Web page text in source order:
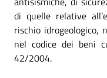
di quelle relative
rischio idrogeologico,
nel codice dei beni
42/2004.